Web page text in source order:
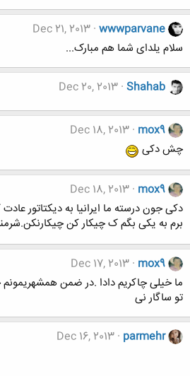
wwwparvane
Dec 21, 2013
سلام یلدای شما هم مبارک...
Shahab
Dec 20, 2013
mox9
Dec 18, 2013
چش دکی
mox9
Dec 18, 2013
دکی جون درسته ما ایرانیا به دیکتاتور
برم به یکی بگم ک چیکار کن
mox9
Dec 17, 2013
ما خیلی چاکریم دادا .در ضمن همشهریمونم
تو ساگار نی
parmehr
Dec 16, 2013